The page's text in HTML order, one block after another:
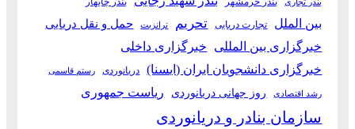
بندر تجاری
بین الملل تجارت دریایی تحریم ترانزیت حمل و نقل دریایی
خبرگزاری بین المللی خبرگزاری داخلی
خبرگزاری دانشجویان ایران (ایسنا)
دریانوردی رستم قاسمی
رشد اقتصادی روز جهانی دریانوردی ریاست جمهوری
سازمان بنادر و دریانوردی